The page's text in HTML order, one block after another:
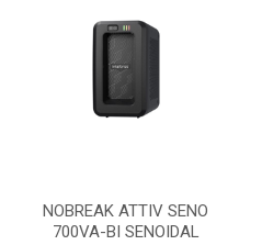
NOBREAK ATTIV SENO
700VA-BI SENOIDAL